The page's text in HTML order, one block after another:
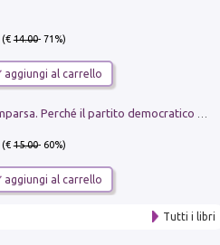
(€14.00- 71%)
aggiungi al carrello
(€15.00- 60%)
aggiungi al carrello
Tutti i libri